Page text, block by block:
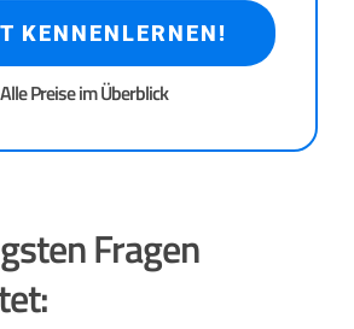
KENNENLERNEN!
Alle Preise im Überblick
Fragen